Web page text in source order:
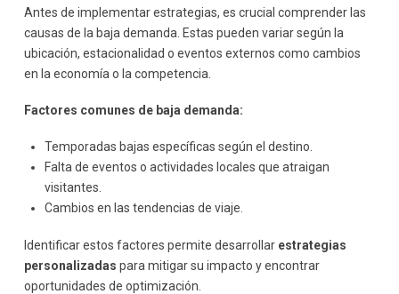
Antes de implementar estrategias, es crucial comprender las
causas de la baja demanda. Estas pueden variar según la
ubicación, estacionalidad o eventos externos como cambios
en la economía o la competencia.
Factores comunes de baja demanda:
Temporadas bajas específicas según el destino.
Falta de eventos o actividades locales que atraigan
visitantes.
Cambios en las tendencias de viaje.
Identificar estos factores permite desarrollar estrategias
personalizadas para mitigar su impacto y encontrar
oportunidades de optimización.